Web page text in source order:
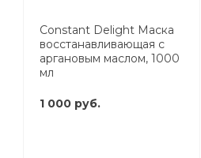
Constant Delight Маска
восстанавливающая с
аргановым маслом, 1000
мл
1 000 руб.